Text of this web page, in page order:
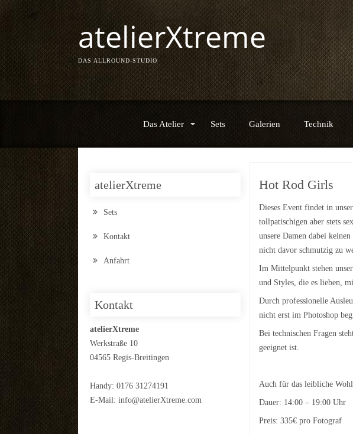
atelierXtreme
DAS ALLROUND-STUDIO
Das Atelier Sets Galerien Technik
atelierXtreme
Sets
Kontakt
Anfahrt
Kontakt
atelierXtreme
Werkstraße 10
04565 Regis-Breitingen
Handy: 0176 31274191
E-Mail: info@atelierXtreme.com
Hot Rod Girls
Dieses Event findet in
tollpatischigen aber stets
unsere Damen dabei
nicht davor schmutzig zu
Im Mittelpunkt stehen
und Styles, die es lieben,
Durch professionelle
nicht erst im Photoshop
Bei technischen Fragen
geeignet ist.
Auch für das leibliche
Dauer: 14:00 – 19:00 Uhr
Preis: 335€ pro Fotograf